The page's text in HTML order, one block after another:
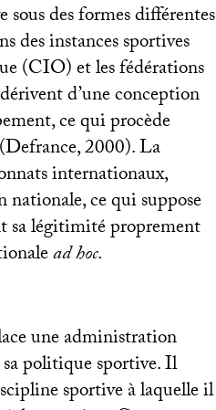
sous des formes différentes
des instances sportives
(CIO) et les fédérations
d’une conception
ce qui procède
2000). La
internationaux,
ce qui suppose
sa légitimité proprement
ad hoc.
une administration
politique sportive. Il
sportive à laquelle il